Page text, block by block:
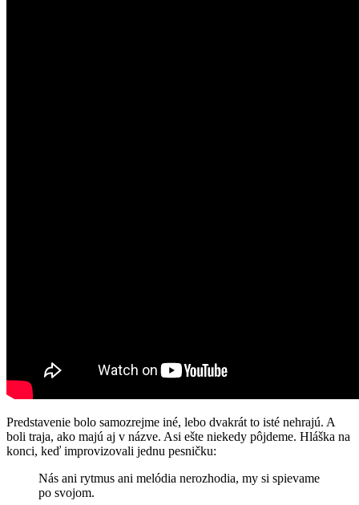
Predstavenie bolo samozrejme iné, lebo dvakrát to isté nehrajú. A
boli traja, ako majú aj v názve. Asi ešte niekedy pôjdeme. Hláška na
konci, keď improvizovali jednu pesničku:
Nás ani rytmus ani melódia nerozhodia, my si spievame
po svojom.